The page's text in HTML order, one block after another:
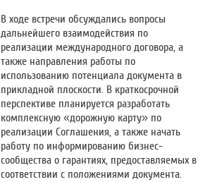
В ходе встречи обсуждались вопросы
дальнейшего взаимодействия по
реализации международного договора, а
также направления работы по
использованию потенциала документа в
прикладной плоскости. В краткосрочной
перспективе планируется разработать
комплексную «дорожную карту» по
реализации Соглашения, а также начать
работу по информированию бизнес-
сообщества о гарантиях, предоставляемых в
соответствии с положениями документа.